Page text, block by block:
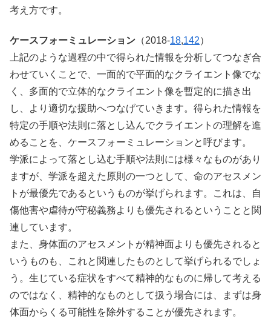
考え方です。
ケースフォーミュレーション （2018-18,142）
上記のような過程の中で得られた情報を分析してつなぎ合
わせていくことで、一面的で平面的なクライエント像でな
く、多面的で立体的なクライエント像を暫定的に描き出
し、より適切な援助へつなげていきます。得られた情報を
特定の手順や法則に落とし込んでクライエントの理解を進
めることを、ケースフォーミュレーションと呼びます。
学派によって落とし込む手順や法則には様々なものがあり
ますが、学派を超えた原則の一つとして、命のアセスメン
トが最優先であるというものが挙げられます。これは、自
傷他害や虐待が守秘義務よりも優先されるということと関
連しています。
また、身体面のアセスメントが精神面よりも優先されると
いうものも、これと関連したものとして挙げられるでしょ
う。生じている症状をすべて精神的なものに帰して考える
のではなく、精神的なものとして扱う場合には、まずは身
体面からくる可能性を除外することが優先されます。